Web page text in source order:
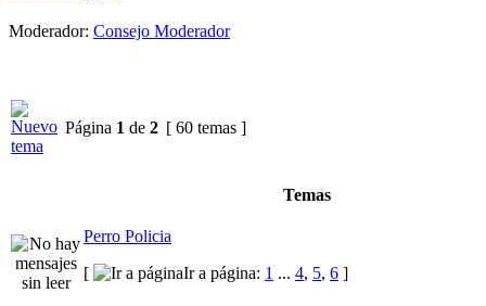
Moderador: Consejo Moderador
Página 1 de 2 [ 60 temas ]
Temas
Perro Policia
[
Ir a página: 1 ... 4, 5, 6 ]